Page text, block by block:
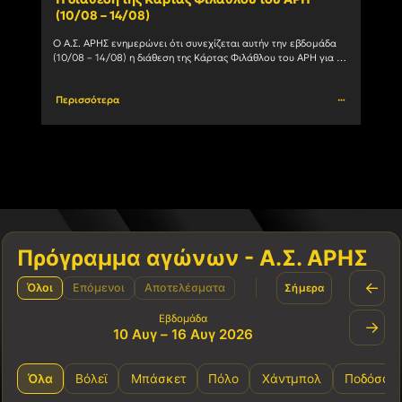
(10/08 – 14/08)
Ο Α.Σ. ΑΡΗΣ ενημερώνει ότι συνεχίζεται αυτήν την εβδομάδα
(10/08 – 14/08) η διάθεση της Κάρτας Φιλάθλου του ΑΡΗ για τη
Περισσότερα
Πρόγραμμα αγώνων - Α.Σ. ΑΡΗΣ
Όλοι Επόμενοι Αποτελέσματα Σήμερα ←
Εβδομάδα
10 Αυγ – 16 Αυγ 2026 →
Όλα Βόλεϊ Μπάσκετ Πόλο Χάντμπολ